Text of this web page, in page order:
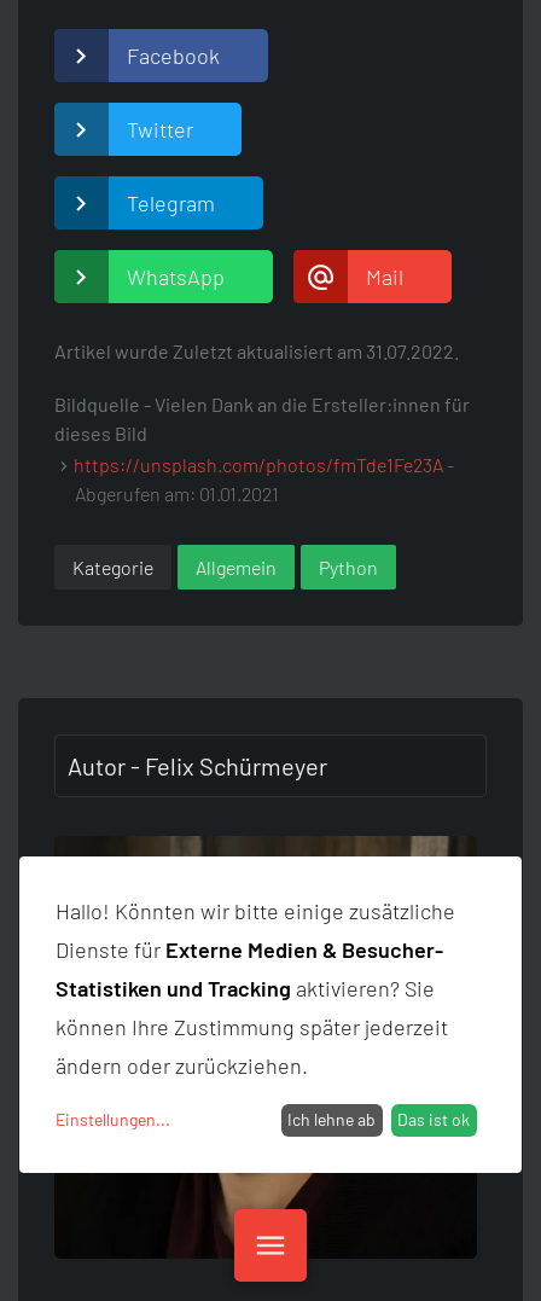
Facebook
Twitter
Telegram
WhatsApp Mail
Artikel wurde Zuletzt aktualisiert am 31.07.2022.
Bildquelle - Vielen Dank an die Ersteller:innen für
dieses Bild
https://unsplash.com/photos/fmTde1Fe23A -
Abgerufen am: 01.01.2021
Kategorie Allgemein Python
Autor - Felix Schürmeyer
Hallo! Könnten wir bitte einige zusätzliche
Dienste für Externe Medien & Besucher-
Statistiken und Tracking aktivieren? Sie
können Ihre Zustimmung später jederzeit
ändern oder zurückziehen.
Einstellungen... Ich lehne ab Das ist ok
menu